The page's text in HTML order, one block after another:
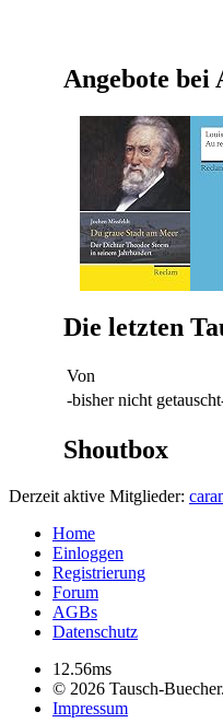
Angebote bei
Die letzten
Von
-bisher nicht
Shoutbox
Derzeit aktive Mitglieder:
Home
Einloggen
Registrierung
Forum
AGBs
Datenschutz
12.56ms
© 2026 Tausch-
Impressum